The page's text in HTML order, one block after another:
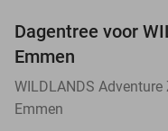
Dagentree voor
Emmen
WILDLANDS Adventure
Emmen